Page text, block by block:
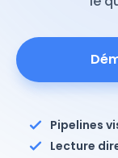
Pipelines
Lecture